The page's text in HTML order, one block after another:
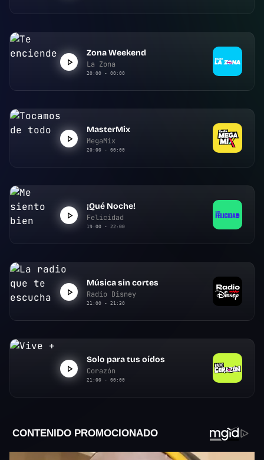
Zona Weekend
La Zona
20:00 - 00:00
MasterMix
MegaMix
20:00 - 00:00
¡Qué Noche!
Felicidad
19:00 - 22:00
Música sin cortes
Radio Disney
21:00 - 21:30
Solo para tus oídos
Corazón
21:00 - 00:00